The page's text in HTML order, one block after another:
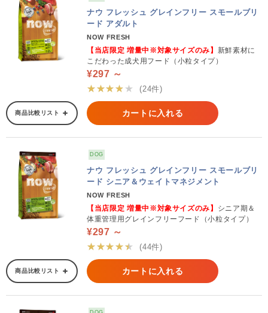
ナウ フレッシュ グレインフリー スモールブリ
ード アダルト
NOW FRESH
【当店限定 増量中※対象サイズのみ】 新鮮素材に
こだわった成犬用フード（小粒タイプ）
¥297 ～
★★★★★
(24件)
商品比較リスト カートに入れる
DOG
ナウ フレッシュ グレインフリー スモールブリ
ード シニア＆ウェイトマネジメント
NOW FRESH
【当店限定 増量中※対象サイズのみ】 シニア期＆
体重管理用グレインフリーフード（小粒タイプ）
¥297 ～
★★★★★
(44件)
商品比較リスト カートに入れる